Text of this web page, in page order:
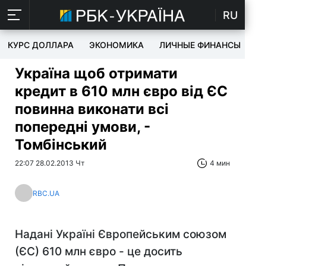
RU
КУРС ДОЛЛАРА ЭКОНОМИКА ЛИЧНЫЕ ФИНАНСЫ
Україна щоб отримати
кредит в 610 млн євро від ЄС
повинна виконати всі
попередні умови, -
Томбінський
22:07 28.02.2013 Чт 4 мин
RBC.UA
Надані Україні Європейським союзом
(ЄС) 610 млн євро - це досить